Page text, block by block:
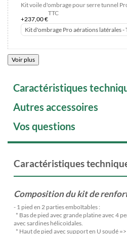
Kit voile d'ombrage pour serre tunnel
+237,00 €
TTC
Voir plus
Caractéristiques
Autres accessoires
Vos questions
Caractéristiques
Composition du kit de
- 1 pied en 2 parties emboîtables :
* Bas de pied avec grande platine avec 4
avec sardines hélicoïdales.
* Haut de pied avec support en U soudé